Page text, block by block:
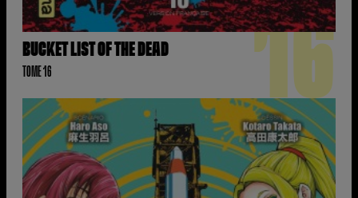
BUCKET LIST OF THE DEAD
TOME 16 16